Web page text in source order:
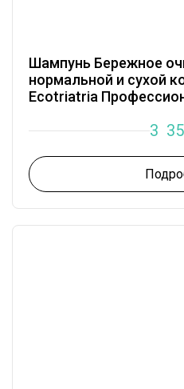
Шампунь Бережное
нормальной и сухой
Ecotriatria
3